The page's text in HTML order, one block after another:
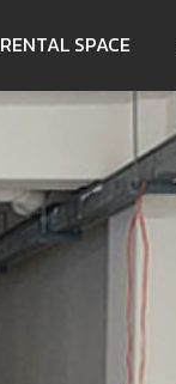
RENTAL SPACE